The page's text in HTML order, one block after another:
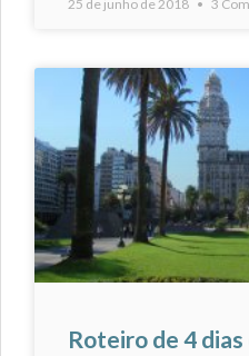
25 de junho de 2018 3
Roteiro de 4